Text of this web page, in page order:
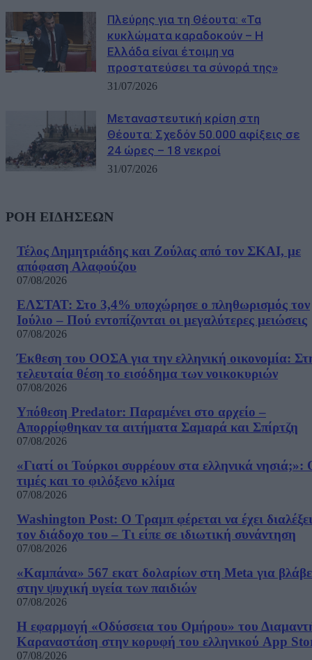
Πλεύρης για τη Θέουτα: «Τα
κυκλώματα καραδοκούν – Η
Ελλάδα είναι έτοιμη να
προστατεύσει τα σύνορά της»
31/07/2026
Μεταναστευτική κρίση στη
Θέουτα: Σχεδόν 50.000 αφίξεις σε
24 ώρες – 18 νεκροί
31/07/2026
ΡΟΗ ΕΙΔΗΣΕΩΝ
Τέλος Δημητριάδης και Ζούλας από τον ΣΚΑΙ, με
απόφαση Αλαφούζου
07/08/2026
ΕΛΣΤΑΤ: Στο 3,4% υποχώρησε ο πληθωρισμός τον
Ιούλιο – Πού εντοπίζονται οι μεγαλύτερες μειώσεις
07/08/2026
Έκθεση του ΟΟΣΑ για την ελληνική οικονομία:
τελευταία θέση το εισόδημα των νοικοκυριών
07/08/2026
Υπόθεση Predator: Παραμένει στο αρχείο –
Απορρίφθηκαν τα αιτήματα Σαμαρά και Σπίρτζη
07/08/2026
«Γιατί οι Τούρκοι συρρέουν στα ελληνικά νησιά;»:
τιμές και το φιλόξενο κλίμα
07/08/2026
Washington Post: Ο Τραμπ φέρεται να έχει διαλέξει
τον διάδοχο του – Τι είπε σε ιδιωτική συνάντηση
07/08/2026
«Καμπάνα» 567 εκατ δολαρίων στη Meta για
στην ψυχική υγεία των παιδιών
07/08/2026
Η εφαρμογή «Οδύσσεια του Ομήρου» του
Καραναστάση στην κορυφή του ελληνικού App
07/08/2026